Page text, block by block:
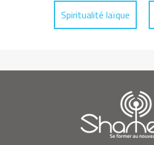
Spiritualité laïque